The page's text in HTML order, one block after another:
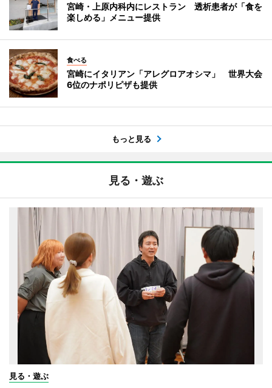
宮崎・上原内科内にレストラン 透析患者が「食を
楽しめる」メニュー提供
食べる
宮崎にイタリアン「アレグロアオシマ」 世界大会
6位のナポリピザも提供
もっと見る
見る・遊ぶ
見る・遊ぶ